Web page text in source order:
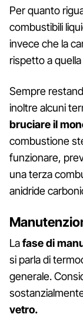
Per quanto
combustibili
invece che la
rispetto a
Sempre
inoltre alcuni
bruciare il
combustione
funzionare,
una terza
anidride
Lafase di
si parla di
generale.
vetro.